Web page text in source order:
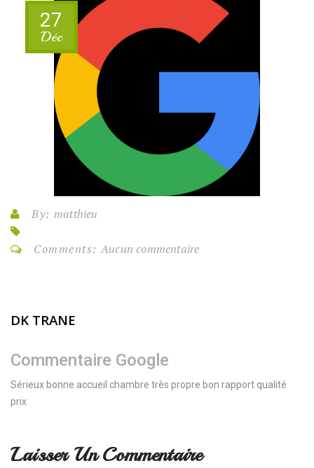
27
Déc
By: matthieu
Comments:Aucun commentaire
DK TRANE
Commentaire Google
Sérieux bonne accueil chambre très propre bon rapport qualité
prix
Laisser Un Commentaire